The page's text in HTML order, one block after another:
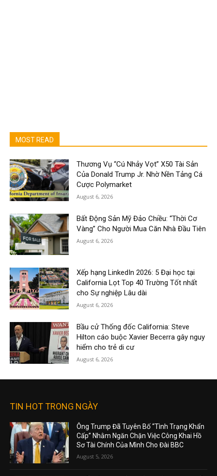
MOST READ
Thương Vụ “Cú Nhảy Vọt” X50 Tài Sản
Của Donald Trump Jr. Nhờ Nền Tảng Cá
Cược Polymarket
August 6, 2026
Bất Động Sản Mỹ Đảo Chiều: “Thời Cơ
Vàng” Cho Người Mua Căn Nhà Đầu Tiên
August 6, 2026
Xếp hạng LinkedIn 2026: 5 Đại học tại
California Lọt Top 40 Trường Tốt nhất
cho Sự nghiệp Lâu dài
August 6, 2026
Bầu cử Thống đốc California: Steve
Hilton cáo buộc Xavier Becerra gây nguy
hiểm cho trẻ di cư
August 6, 2026
TIN HOT TRONG NGÀY
Ông Trump Đã Tuyên Bố “Tình Trạng Khẩn
Cấp” Nhằm Ngăn Chặn Việc Công Khai Hồ
Sơ Tài Chính Của Mình Cho Đài BBC
August 5, 2026